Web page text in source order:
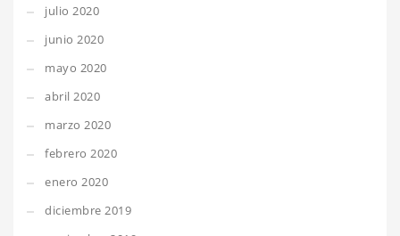
julio 2020
junio 2020
mayo 2020
abril 2020
marzo 2020
febrero 2020
enero 2020
diciembre 2019